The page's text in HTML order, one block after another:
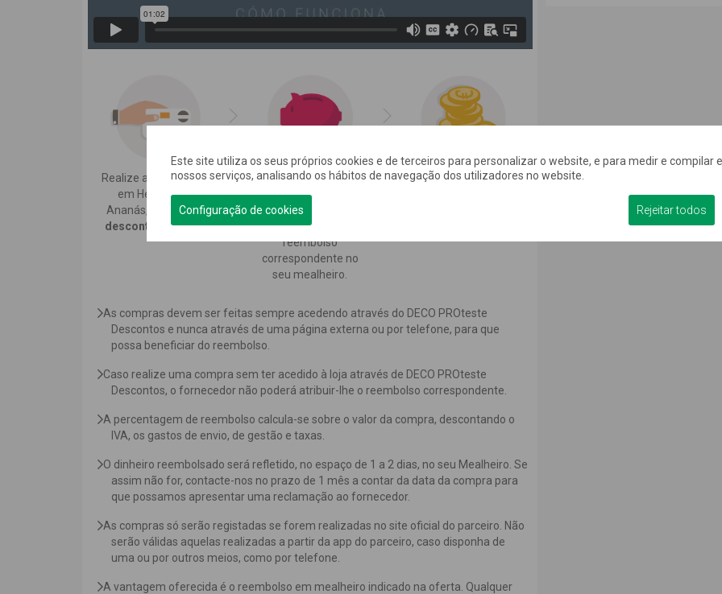
Realize a sua compra
em Herdade do
Ananás,
não verá o
desconto aplicado.
QuandoHerdade do
Ananásnos confirme
a sua compra,
creditaremos o
reembolso
correspondente no
seu mealheiro.
Transfira o dinheiro
As compras devem ser feitas sempre acedendo através do DECO PROteste
Descontos e nunca através de uma página externa ou por telefone, para que
possa beneficiar do reembolso.
Caso realize uma compra sem ter acedido à loja através de DECO PROteste
Descontos, o fornecedor não poderá atribuir-lhe o reembolso correspondente.
A percentagem de reembolso calcula-se sobre o valor da compra, descontando o
IVA, os gastos de envio, de gestão e taxas.
O dinheiro reembolsado será refletido, no espaço de 1 a 2 dias, no seu Mealheiro. Se
assim não for, contacte-nos no prazo de 1 mês a contar da data da compra para
que possamos apresentar uma reclamação ao fornecedor.
As compras só serão registadas se forem realizadas no site oficial do parceiro. Não
serão válidas aquelas realizadas a partir da app do parceiro, caso disponha de
uma ou por outros meios, como por telefone.
A vantagem oferecida é o reembolso em mealheiro indicado na oferta. Qualquer
Este site utiliza os seus próprios cookies e de terceiros para personalizar o website, e para medir e compilar
nossos serviços, analisando os hábitos de navegação dos utilizadores no website.
Configuração de cookies Rejeitar todos